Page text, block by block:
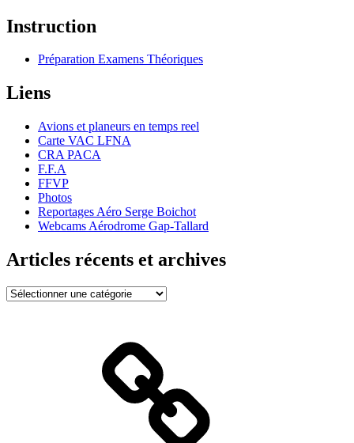
Instruction
Préparation Examens Théoriques
Liens
Avions et planeurs en temps reel
Carte VAC LFNA
CRA PACA
F.F.A
FFVP
Photos
Reportages Aéro Serge Boichot
Webcams Aérodrome Gap-Tallard
Articles récents et archives
Articles